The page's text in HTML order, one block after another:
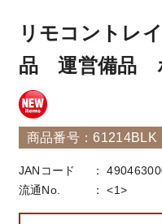
リモコントレ
品 運営備品
商品番号：61214BLK
JANコード
流通No.
<1>